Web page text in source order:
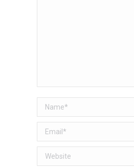
Name *
Email *
Website